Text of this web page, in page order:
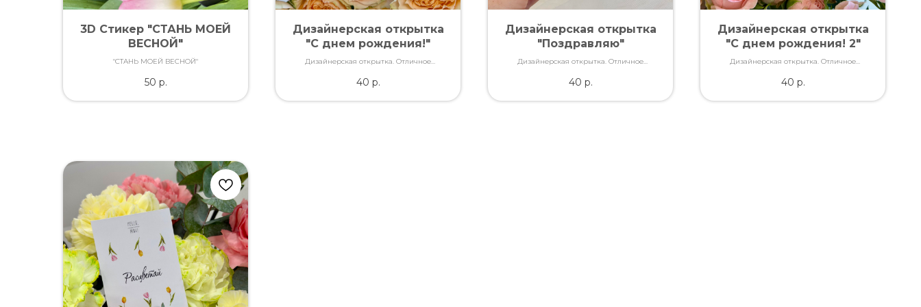
3D Стикер "СТАНЬ МОЕЙ
ВЕСНОЙ"
"СТАНЬ МОЕЙ ВЕСНОЙ"
50 р.
Дизайнерская открытка
"С днем рождения!"
Дизайнерская открытка. Отличное
Вы так хотели сказать.
40 р.
Дизайнерская открытка
"Поздравляю"
Дизайнерская открытка. Отличное
Вы так хотели сказать.
40 р.
Дизайнерская открытка
"С днем рождения! 2"
Дизайнерская открытка. Отличное
Вы так хотели сказать.
40 р.